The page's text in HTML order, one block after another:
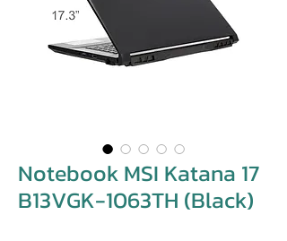
Notebook MSI Katana 17
B13VGK-1063TH (Black)